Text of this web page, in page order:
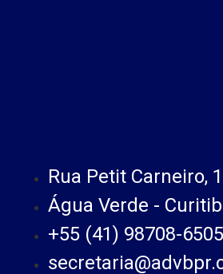
Rua Petit Carneiro,
Água Verde -
+55 (41) 98708-6505